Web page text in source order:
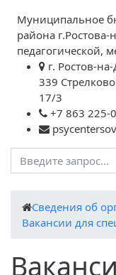
Муниципальное
района
педагогической,
г. Ростов-
339
17/3
+7 863 225-
Cведения об
Вакансии для